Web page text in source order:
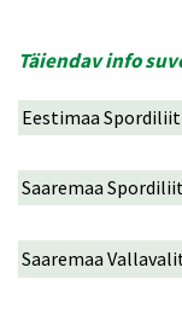
Täiendav info
Eestimaa
Saaremaa Spordiliit
Saaremaa